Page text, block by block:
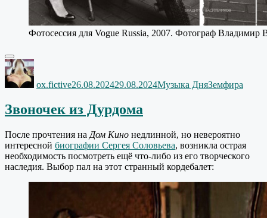
Фотосессия для Vogue Russia, 2007. Фотограф Владимир
Автор
ox.fictive26.08.202429.08.2024Музыка ДняЗемфира
Звоночек из Дурдома
После прочтения на Дом Кино недлинной, но невероятно
интересной биографии Сергея Соловьева, возникла острая
необходимость посмотреть ещё что-либо из его творческого
наследия. Выбор пал на этот странный кордебалет: